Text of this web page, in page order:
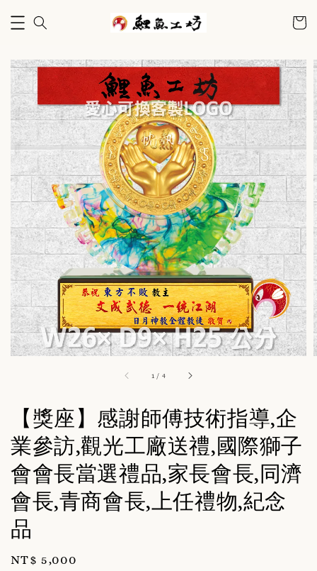
1 / 4
【獎座】感謝師傅技術指導,企
業參訪,觀光工廠送禮,國際獅子
會會長當選禮品,家長會長,同濟
會長,青商會長,上任禮物,紀念
品
Regular
NT$ 5,000